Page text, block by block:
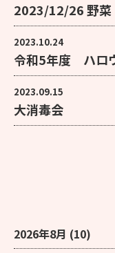
2023/12/26 野菜
2023.10.24
令和5年度 ハロ
2023.09.15
大消毒会
2026年8月 (10)